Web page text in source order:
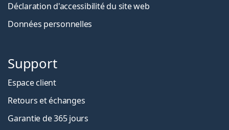
Déclaration d'accessibilité du site web
Données personnelles
Support
Espace client
Retours et échanges
Garantie de 365 jours